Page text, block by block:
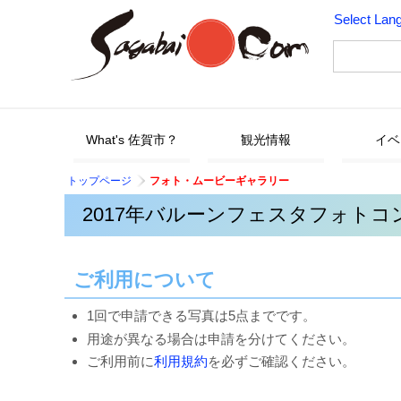
Select
What's 佐賀市？ 観光情報 イ
トップページ フォト・ムービーギャラリー
2017年バルーンフェスタフォトコ
ご利用について
1回で申請できる写真は5点までです。
用途が異なる場合は申請を分けてください。
ご利用前に利用規約を必ずご確認ください。